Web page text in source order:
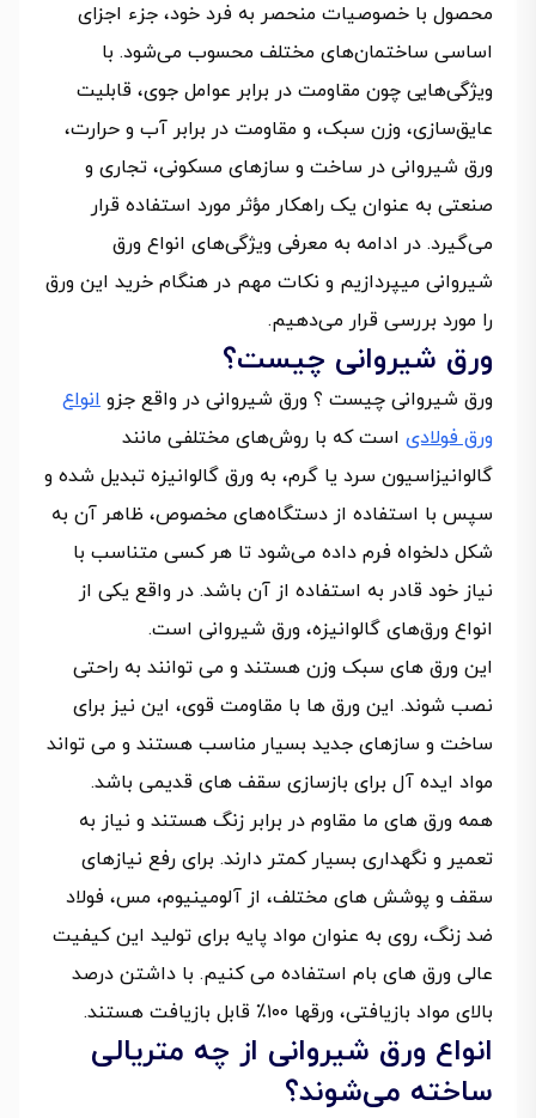
محصول با خصوصیات منحصر به فرد خود، جزء اجزای
اساسی ساختمان‌های مختلف محسوب می‌شود. با
ویژگی‌هایی چون مقاومت در برابر عوامل جوی، قابلیت
عایق‌سازی، وزن سبک، و مقاومت در برابر آب و حرارت،
ورق شیروانی در ساخت و سازهای مسکونی، تجاری و
صنعتی به عنوان یک راهکار مؤثر مورد استفاده قرار
می‌گیرد. در ادامه به معرفی ویژگی‌های انواع ورق
شیروانی میپردازیم و نکات مهم در هنگام خرید این ورق
را مورد بررسی قرار می‌دهیم.
ورق شیروانی چیست؟
ورق شیروانی چیست ؟ ورق شیروانی در واقع جزو انواع
ورق فولادی است که با روش‌های مختلفی مانند
گالوانیزاسیون سرد یا گرم، به ورق گالوانیزه تبدیل شده و
سپس با استفاده از دستگاه‌‌های مخصوص، ظاهر آن به
شکل دلخواه فرم داده می‌شود تا هر کسی متناسب با
نیاز خود قادر به استفاده از آن باشد. در واقع یکی از
انواع ورق‌های گالوانیزه، ورق شیروانی است.
این ورق های سبک وزن هستند و می توانند به راحتی
نصب شوند. این ورق ها با مقاومت قوی، این نیز برای
ساخت و سازهای جدید بسیار مناسب هستند و می تواند
مواد ایده آل برای بازسازی سقف های قدیمی باشد.
همه ورق های ما مقاوم در برابر زنگ هستند و نیاز به
تعمیر و نگهداری بسیار کمتر دارند. برای رفع نیازهای
سقف و پوشش های مختلف، از آلومینیوم، مس، فولاد
ضد زنگ، روی به عنوان مواد پایه برای تولید این کیفیت
عالی ورق های بام استفاده می کنیم. با داشتن درصد
بالای مواد بازیافتی، ورقها ۱۰۰٪ قابل بازیافت هستند.
انواع ورق شیروانی از چه متریالی
ساخته می‌شوند؟